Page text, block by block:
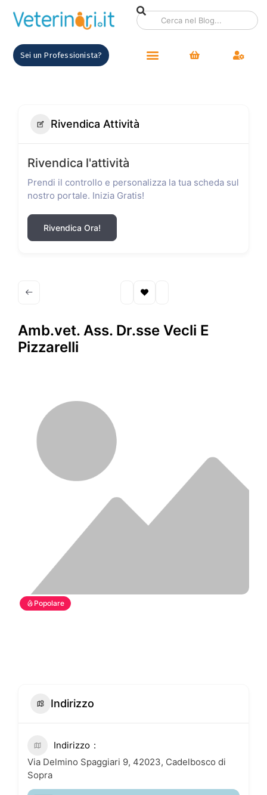
Sei un Professionista?
Rivendica Attività
Rivendica l'attività
Prendi il controllo e personalizza la tua scheda sul
nostro portale. Inizia Gratis!
Rivendica Ora!
Amb.vet. Ass. Dr.sse Vecli E
Pizzarelli
Popolare
Indirizzo
Indirizzo
Via Delmino Spaggiari 9, 42023, Cadelbosco di
Sopra